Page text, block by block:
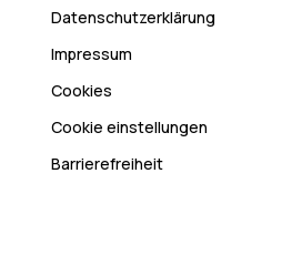
Datenschutzerklärung
Impressum
Cookies
Cookie einstellungen
Barrierefreiheit